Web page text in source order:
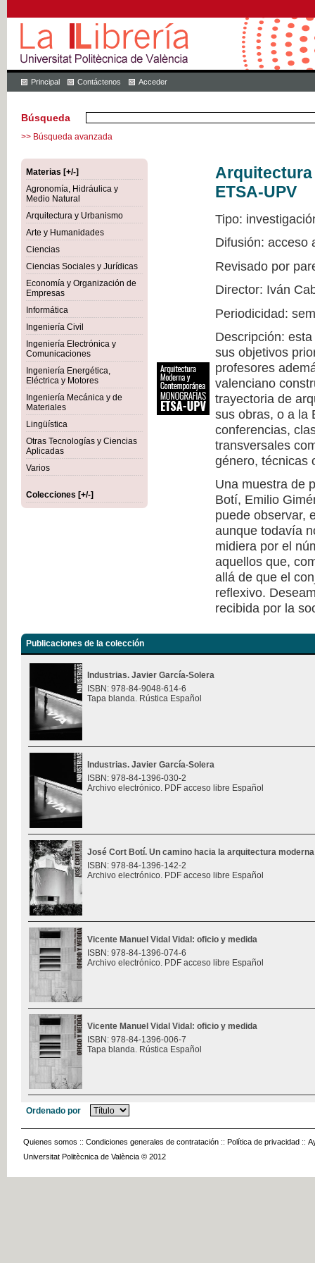
Principal Contáctenos Acceder
Búsqueda
>> Búsqueda avanzada
Materias [+/-]
Agronomía, Hidráulica y
Medio Natural
Arquitectura y Urbanismo
Arte y Humanidades
Ciencias
Ciencias Sociales y Jurídicas
Economía y Organización de
Empresas
Informática
Ingeniería Civil
Ingeniería Electrónica y
Comunicaciones
Ingeniería Energética,
Eléctrica y Motores
Ingeniería Mecánica y de
Materiales
Lingüística
Otras Tecnologías y Ciencias
Aplicadas
Varios
Colecciones [+/-]
Arquitectura
ETSA-UPV
Tipo:
Difusión: acceso
Revisado por
Director: Iván
Periodicidad:
Descripción:
sus objetivos
profesores
valenciano
trayectoria de
sus obras, o a la
conferencias,
transversales
género, técnicas
Una muestra de
Botí, Emilio
puede observar,
aunque todavía
midiera por el
aquellos que,
allá de que el
reflexivo.
recibida por la
Publicaciones de la colección
Industrias. Javier García-Solera
ISBN: 978-84-9048-614-6
Tapa blanda. Rústica Español
Industrias. Javier García-Solera
ISBN: 978-84-1396-030-2
Archivo electrónico. PDF acceso libre Español
José Cort Botí. Un camino hacia la arquitectura moderna
ISBN: 978-84-1396-142-2
Archivo electrónico. PDF acceso libre Español
Vicente Manuel Vidal Vidal: oficio y medida
ISBN: 978-84-1396-074-6
Archivo electrónico. PDF acceso libre Español
Vicente Manuel Vidal Vidal: oficio y medida
ISBN: 978-84-1396-006-7
Tapa blanda. Rústica Español
Ordenado por
Quienes somos :: Condiciones generales de contratación :: Política de privacidad ::
Universitat Politècnica de València © 2012